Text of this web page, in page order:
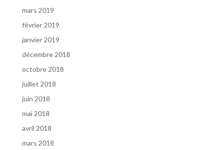
mars 2019
février 2019
janvier 2019
décembre 2018
octobre 2018
juillet 2018
juin 2018
mai 2018
avril 2018
mars 2018